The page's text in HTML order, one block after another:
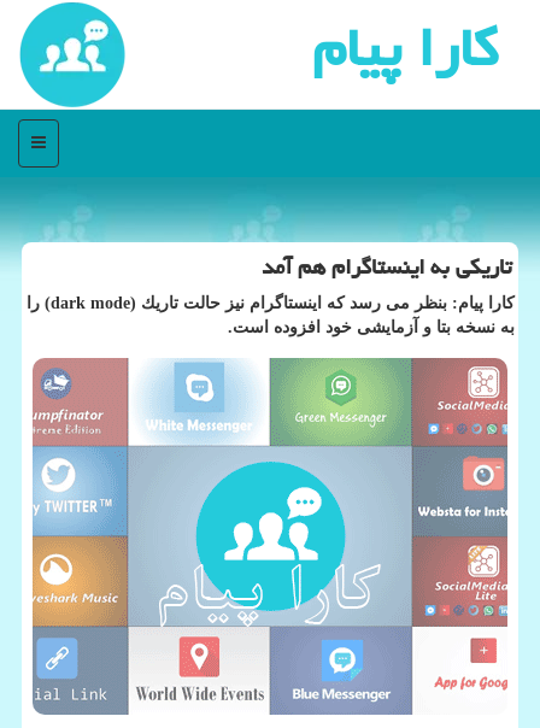
كارا پیام
منو
تاریكی به اینستاگرام هم آمد
كارا پیام: بنظر می رسد كه اینستاگرام نیز حالت تاریك (dark mode) را
به نسخه بتا و آزمایشی خود افزوده است.